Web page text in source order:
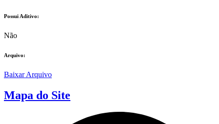
Possui Aditivo:​
Não
Arquivo:
Baixar Arquivo
Mapa do Site